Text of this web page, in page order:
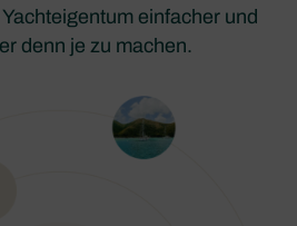
einfacher und
denn je zu machen.